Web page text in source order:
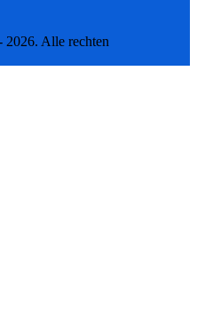
Alle rechten